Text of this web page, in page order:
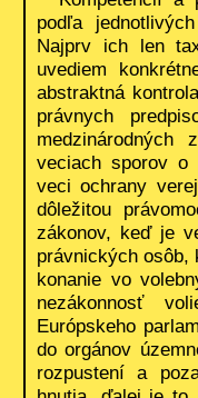
podľa
Najprv ich len
uvediem
abstraktná
právnych
medzinárodných
veciach sporov o
veci ochrany
dôležitou
zákonov, keď je
právnických osôb,
konanie vo
nezákonnosť
Európskeho
do orgánov
rozpustení a